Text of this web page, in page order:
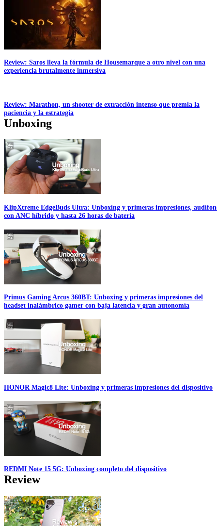
Review: Saros lleva la fórmula de Housemarque a otro nivel con una
experiencia brutalmente inmersiva
Review: Marathon, un shooter de extracción intenso que premia la
paciencia y la estrategia
Unboxing
KlipXtreme EdgeBuds Ultra: Unboxing y primeras impresiones,
con ANC híbrido y hasta 26 horas de batería
Primus Gaming Arcus 360BT: Unboxing y primeras impresiones del
headset inalámbrico gamer con baja latencia y gran autonomía
HONOR Magic8 Lite: Unboxing y primeras impresiones del dispositivo
REDMI Note 15 5G: Unboxing completo del dispositivo
Review